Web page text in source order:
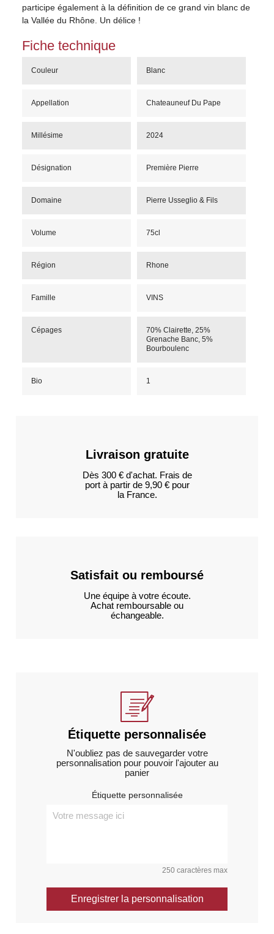
participe également à la définition de ce grand vin blanc de
la Vallée du Rhône. Un délice !
Fiche technique
Couleur Blanc
Appellation Chateauneuf Du Pape
Millésime 2024
Désignation Première Pierre
Domaine Pierre Usseglio & Fils
Volume 75cl
Région Rhone
Famille VINS
Cépages
70% Clairette, 25%
Grenache Banc, 5%
Bourboulenc
Bio 1
Livraison gratuite
Dès 300 € d'achat. Frais de
port à partir de 9,90 € pour
la France.
Satisfait ou remboursé
Une équipe à votre écoute.
Achat remboursable ou
échangeable.
Étiquette personnalisée
N'oubliez pas de sauvegarder votre
personnalisation pour pouvoir l'ajouter au
panier
Étiquette personnalisée
250 caractères max
Enregistrer la personnalisation